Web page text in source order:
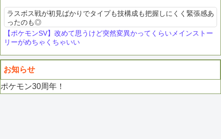
ラスボス戦が初見ばかりでタイプも技構成も把握しにくく緊張感あ
ったのも◎
【ポケモンSV】改めて思うけど突然変異かってくらいメインストー
リーがめちゃくちゃいい
お知らせ
ポケモン30周年！